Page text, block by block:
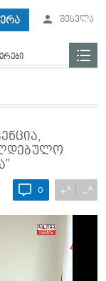
შესვლა
0 +A −A